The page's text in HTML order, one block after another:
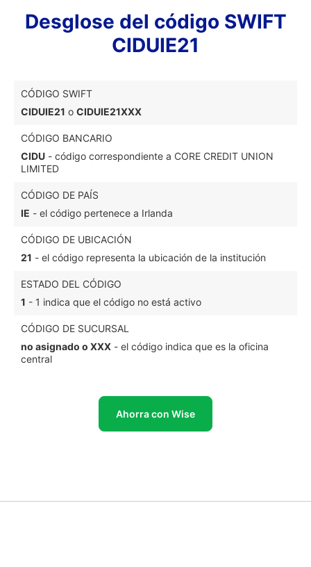
Desglose del código SWIFT
CIDUIE21
CÓDIGO SWIFT
CIDUIE21 o CIDUIE21XXX
CÓDIGO BANCARIO
CIDU - código correspondiente a CORE CREDIT UNION
LIMITED
CÓDIGO DE PAÍS
IE - el código pertenece a Irlanda
CÓDIGO DE UBICACIÓN
21 - el código representa la ubicación de la institución
ESTADO DEL CÓDIGO
1 - 1 indica que el código no está activo
CÓDIGO DE SUCURSAL
no asignado o XXX - el código indica que es la oficina
central
Ahorra con Wise